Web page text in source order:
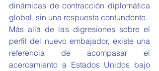
dinámicas de contracción diplomática
global, sin una respuesta contundente.
Más allá de las digresiones sobre el
perfil del nuevo embajador, existe una
referencia de acompasar el
acercamiento a Estados Unidos bajo